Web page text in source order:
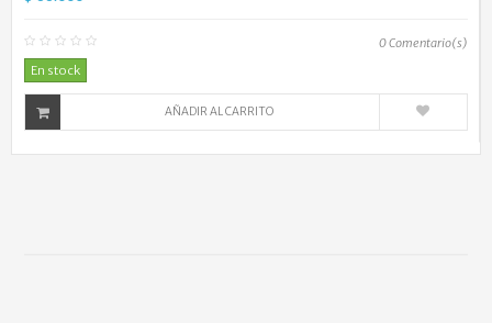
0Comentario(s)
En stock
AÑADIR AL CARRITO